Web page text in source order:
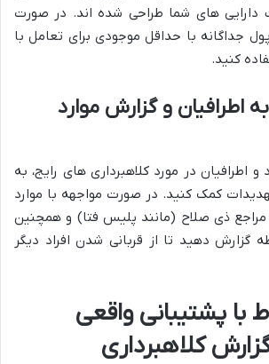
های شما طراحی شده اند. در صورت
جداگانه با حداقل موجودی برای تعامل با
اطرافیان و گزارش موارد
اطرافیان در مورد کلاهبرداری های رایج، به
کمک کنید. در صورت مواجهه با موارد
ذی صلاح (مانند پلیس فتا) و همچنین
گزارش دهید تا از قربانی شدن افراد دیگر
با پشتیبانی واقعی
کلاهبرداری